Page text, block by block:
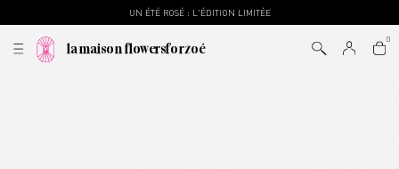
UN ÉTÉ ROSÉ : L'ÉDITION LIMITÉE
la maison flowersforzoé